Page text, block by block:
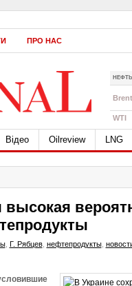
ПРО НАС
НЕФТЬ
Brent
WTI
Відео Oilreview LNG
высокая
, Г. Рябцев, нефтепродукты,